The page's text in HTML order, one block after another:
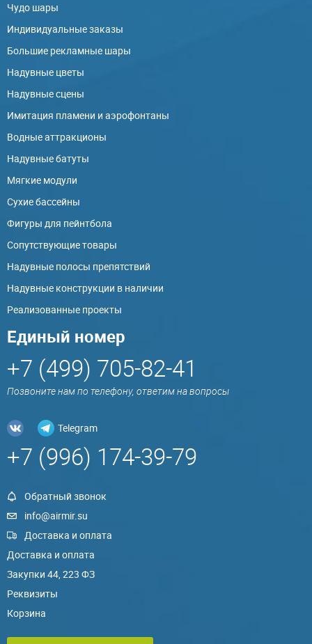
Чудо шары
Индивидуальные заказы
Большие рекламные шары
Надувные цветы
Надувные сцены
Имитация пламени и аэрофонтаны
Водные аттракционы
Надувные батуты
Мягкие модули
Сухие бассейны
Фигуры для пейнтбола
Сопутствующие товары
Надувные полосы препятствий
Надувные конструкции в наличии
Реализованные проекты
Единый номер
+7 (499) 705-82-41
Позвоните нам по телефону, ответим на вопросы
Telegram
+7 (996) 174-39-79
Обратный звонок
info@airmir.su
Доставка и оплата
Доставка и оплата
Закупки 44, 223 ФЗ
Реквизиты
Корзина